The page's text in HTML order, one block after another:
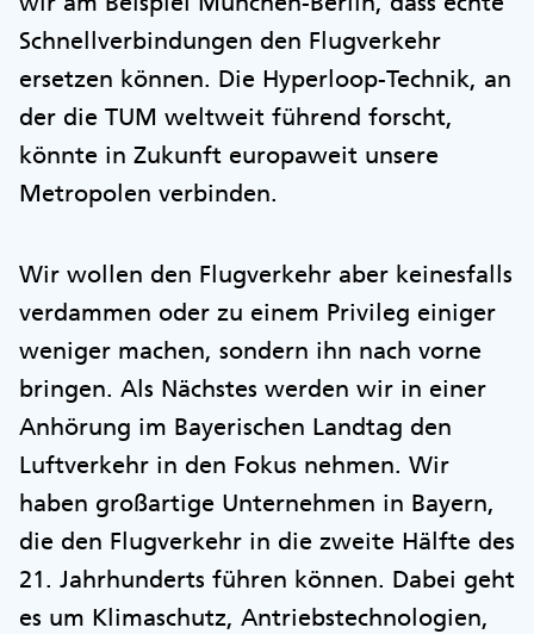
Schnellverbindungen den Flugverkehr
ersetzen können. Die Hyperloop-Technik, an
der die TUM weltweit führend forscht,
könnte in Zukunft europaweit unsere
Metropolen verbinden.
Wir wollen den Flugverkehr aber keinesfalls
verdammen oder zu einem Privileg einiger
weniger machen, sondern ihn nach vorne
bringen. Als Nächstes werden wir in einer
Anhörung im Bayerischen Landtag den
Luftverkehr in den Fokus nehmen. Wir
haben großartige Unternehmen in Bayern,
die den Flugverkehr in die zweite Hälfte des
21. Jahrhunderts führen können. Dabei geht
es um Klimaschutz, Antriebstechnologien,